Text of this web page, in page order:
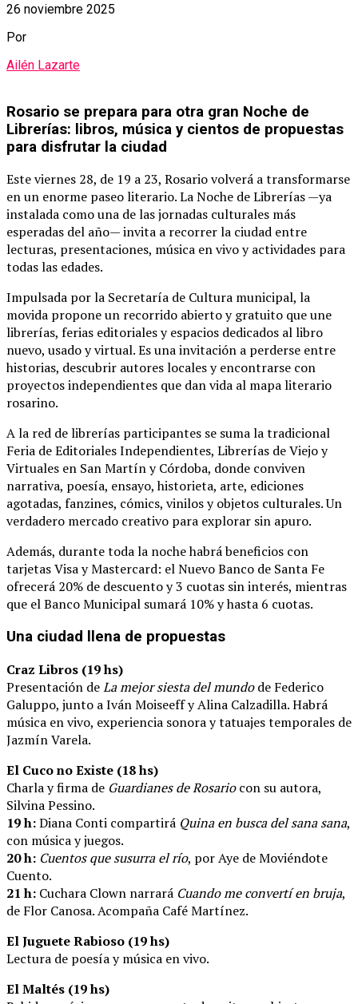
26 noviembre 2025
Por
Ailén Lazarte
Rosario se prepara para otra gran Noche de
Librerías: libros, música y cientos de propuestas
para disfrutar la ciudad
Este viernes 28, de 19 a 23, Rosario volverá a transformarse
en un enorme paseo literario. La Noche de Librerías —ya
instalada como una de las jornadas culturales más
esperadas del año— invita a recorrer la ciudad entre
lecturas, presentaciones, música en vivo y actividades para
todas las edades.
Impulsada por la Secretaría de Cultura municipal, la
movida propone un recorrido abierto y gratuito que une
librerías, ferias editoriales y espacios dedicados al libro
nuevo, usado y virtual. Es una invitación a perderse entre
historias, descubrir autores locales y encontrarse con
proyectos independientes que dan vida al mapa literario
rosarino.
A la red de librerías participantes se suma la tradicional
Feria de Editoriales Independientes, Librerías de Viejo y
Virtuales en San Martín y Córdoba, donde conviven
narrativa, poesía, ensayo, historieta, arte, ediciones
agotadas, fanzines, cómics, vinilos y objetos culturales. Un
verdadero mercado creativo para explorar sin apuro.
Además, durante toda la noche habrá beneficios con
tarjetas Visa y Mastercard: el Nuevo Banco de Santa Fe
ofrecerá 20% de descuento y 3 cuotas sin interés, mientras
que el Banco Municipal sumará 10% y hasta 6 cuotas.
Una ciudad llena de propuestas
Craz Libros (19 hs)
Presentación deLa mejor siesta del mundode Federico
Galuppo, junto a Iván Moiseeff y Alina Calzadilla. Habrá
música en vivo, experiencia sonora y tatuajes temporales de
Jazmín Varela.
El Cuco no Existe (18 hs)
Charla y firma de Guardianes de Rosariocon su autora,
Silvina Pessino.
19 h:Diana Conti compartirá Quina en busca del sana sana,
con música y juegos.
20 h: Cuentos que susurra el río, por Aye de Moviéndote
Cuento.
21 h: Cuchara Clown narrará Cuando me convertí en bruja,
de Flor Canosa. Acompaña Café Martínez.
El Juguete Rabioso (19 hs)
Lectura de poesía y música en vivo.
El Maltés (19 hs)